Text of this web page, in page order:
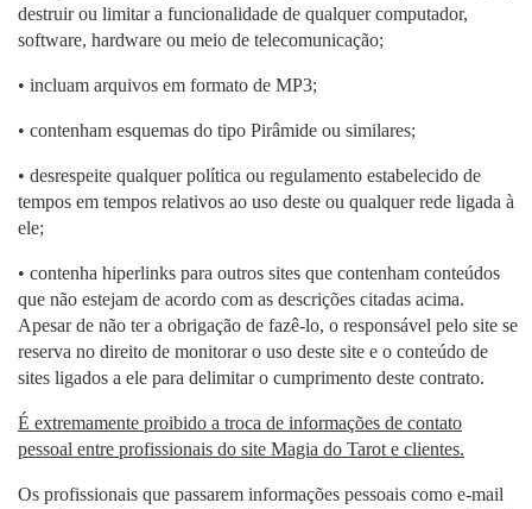
destruir ou limitar a funcionalidade de qualquer computador,
software, hardware ou meio de telecomunicação;
• incluam arquivos em formato de MP3;
• contenham esquemas do tipo Pirâmide ou similares;
• desrespeite qualquer política ou regulamento estabelecido de
tempos em tempos relativos ao uso deste ou qualquer rede ligada à
ele;
• contenha hiperlinks para outros sites que contenham conteúdos
que não estejam de acordo com as descrições citadas acima.
Apesar de não ter a obrigação de fazê-lo, o responsável pelo site se
reserva no direito de monitorar o uso deste site e o conteúdo de
sites ligados a ele para delimitar o cumprimento deste contrato.
É extremamente proibido a troca de informações de contato
pessoal entre profissionais do site Magia do Tarot e clientes.
Os profissionais que passarem informações pessoais como e-mail